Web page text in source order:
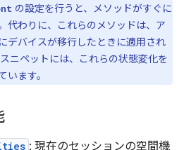
の設定を行うと、メソッドがすぐに
代わりに、これらのメソッドは、ア
デバイスが移行したときに適用され
ニペットには、これらの状態変化を
ます。
: 現在のセッションの空間機